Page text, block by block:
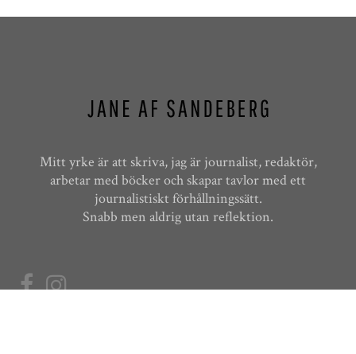
Mitt yrke är att skriva, jag är journalist, redaktör,
arbetar med böcker och skapar tavlor med ett
journalistiskt förhållningssätt.
Snabb men aldrig utan reflektion.